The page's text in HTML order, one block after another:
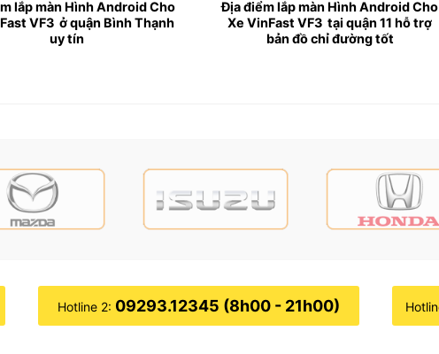
giúp người dùng dễ dàng quan sát.
Go, Spotify, Netflix, FPT Play . Giúp cho người ngồi trên xe
dàng truy cập internet.
bằng giọng nói nhanh chóng, hạn chế thao tác bằng tay để
lắp màn Hình Android Cho
VF3 ở quận Bình Thạnh
uy tín
Địa điểm lắp màn Hình Android Cho
Xe VinFast VF3 tại quận 11 hỗ trợ
bản đồ chỉ đường tốt
Hotline 2: 09293.12345 (8h00 - 21h00)